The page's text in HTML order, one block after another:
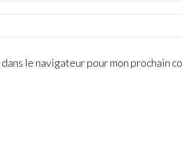
le navigateur pour mon prochain